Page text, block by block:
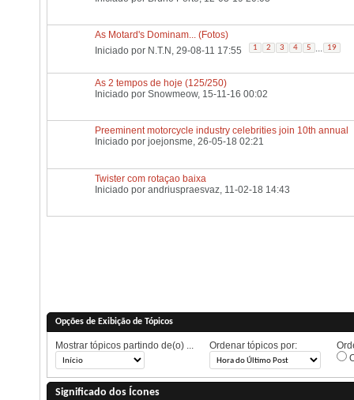
As Motard's Dominam... (Fotos)
Iniciado por N.T.N , 29-08-11 17:55 1 2 3 4 5 ... 19
As 2 tempos de hoje (125/250)
Iniciado por Snowmeow, 15-11-16 00:02
Preeminent motorcycle industry celebrities join 10th annual
Iniciado por joejonsme, 26-05-18 02:21
Twister com rotaçao baixa
Iniciado por andriuspraesvaz, 11-02-18 14:43
Opções de Exibição de Tópicos
Mostrar tópicos partindo de(o) ... Ordenar tópicos por:
Significado dos Ícones